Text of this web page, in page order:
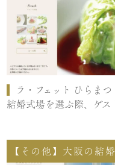
ラ・フェット ひらまつ
結婚式場を選ぶ際、ゲス
【その他】大阪の結